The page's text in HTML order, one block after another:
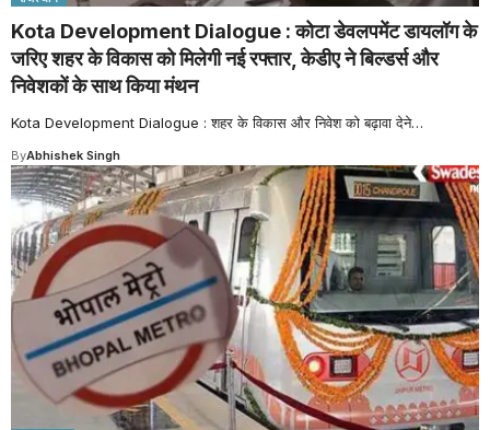
Kota Development Dialogue : कोटा डेवलपमेंट डायलॉग के
जरिए शहर के विकास को मिलेगी नई रफ्तार, केडीए ने बिल्डर्स और
निवेशकों के साथ किया मंथन
Kota Development Dialogue : शहर के विकास और निवेश को बढ़ावा देने…
ByAbhishek Singh